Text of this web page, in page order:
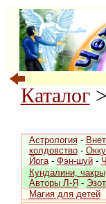
Каталог>
Астрология-
колдовство-
Йога- Фэн-шуй-
Кундалини,
Авторы Л-Я -
Магия для детей